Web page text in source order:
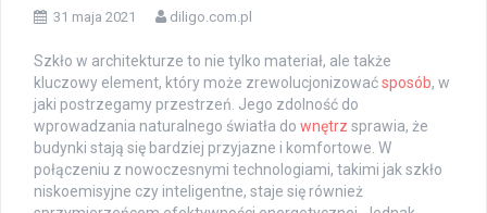
31 maja 2021 diligo.com.pl
Szkło w architekturze to nie tylko materiał, ale także
kluczowy element, który może zrewolucjonizowaćsposób, w
jaki postrzegamy przestrzeń. Jego zdolność do
wprowadzania naturalnego światła do wnętrz sprawia, że
budynki stają się bardziej przyjazne i komfortowe. W
połączeniu z nowoczesnymi technologiami, takimi jak szkło
niskoemisyjne czy inteligentne, staje się również